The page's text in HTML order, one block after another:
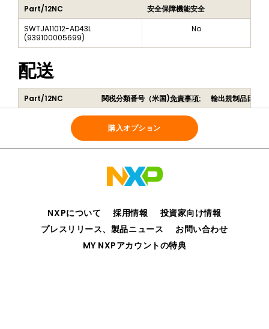
Part/12NC
安全保障機能安全
SWTJA11012-AD43L
(939100005699)
No
配送
Part/12NC 関税分類番号（米国)免責事項:
輸出規制品目番
SWTJA11012-AD43L
939100005699
852349
購入オプション
NXPについて 採用情報
投資家向け情報
プレスリリース、製品ニュース
お問い合わせ
MY NXPアカウントの特典